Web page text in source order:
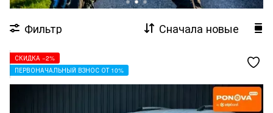
Фильтр Сначала новые
СКИДКА −2%
ПЕРВОНАЧАЛЬНЫЙ ВЗНОС ОТ 10%